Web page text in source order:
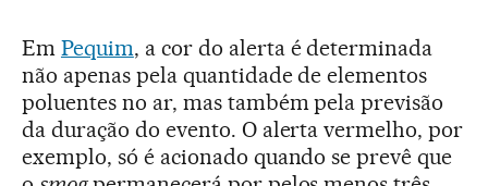
Em Pequim, a cor do alerta é determinada
não apenas pela quantidade de elementos
poluentes no ar, mas também pela previsão
da duração do evento. O alerta vermelho, por
exemplo, só é acionado quando se prevê que